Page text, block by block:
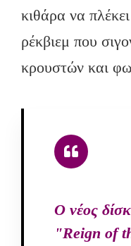
κιθάρα να
ρέκβιεμ που
κρουστών και
Ο νέος
"Reign of